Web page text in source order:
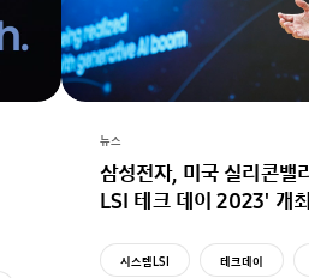
뉴스
삼성전자, 미국 실리콘밸
LSI 테크 데이 2023' 개최
시스템LSI 테크데이